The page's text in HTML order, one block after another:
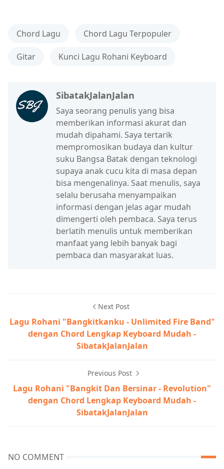
Chord Lagu Chord Lagu Terpopuler
Gitar Kunci Lagu Rohani Keyboard
SibatakJalanJalan
Saya seorang penulis yang bisa
memberikan informasi akurat dan
mudah dipahami. Saya tertarik
mempromosikan budaya dan kultur
suku Bangsa Batak dengan teknologi
supaya anak cucu kita di masa depan
bisa mengenalinya. Saat menulis, saya
selalu berusaha menyampaikan
informasi dengan jelas agar mudah
dimengerti oleh pembaca. Saya terus
berlatih menulis untuk memberikan
manfaat yang lebih banyak bagi
pembaca dan masyarakat luas.
Next Post
Lagu Rohani "Bangkitkanku - Unlimited Fire Band"
dengan Chord Lengkap Keyboard Mudah -
SibatakJalanJalan
Previous Post
Lagu Rohani "Bangkit Dan Bersinar - Revolution"
dengan Chord Lengkap Keyboard Mudah -
SibatakJalanJalan
NO COMMENT